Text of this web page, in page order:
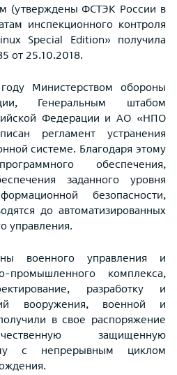
(утверждены ФСТЭК России в
инспекционного контроля
Special Edition» получила
от 25.10.2018.
Министерством обороны
Генеральным штабом
Федерации и АО «НПО
регламент устранения
системе. Благодаря этому
обеспечения,
заданного уровня
безопасности,
до автоматизированных
управления.
военного управления и
промышленного комплекса,
разработку и
вооружения, военной и
в свое распоряжение
защищенную
с непрерывным циклом